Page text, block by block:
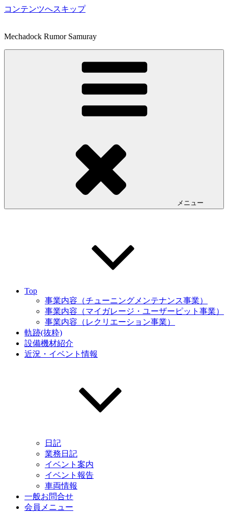
コンテンツへスキップ
Mechadock Rumor Samuray
メニュー
Top
事業内容（チューニングメンテナンス事業）
事業内容（マイガレージ・ユーザーピット事業）
事業内容（レクリエーション事業）
軌跡(抜粋)
設備機材紹介
近況・イベント情報
日記
業務日記
イベント案内
イベント報告
車両情報
一般お問合せ
会員メニュー